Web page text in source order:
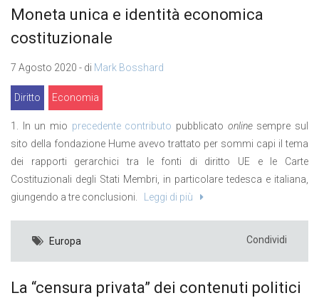
Moneta unica e identità economica
costituzionale
7 Agosto 2020 - di Mark Bosshard
Diritto Economia
1. In un mio precedente contributo pubblicato online sempre sul
sito della fondazione Hume avevo trattato per sommi capi il tema
dei rapporti gerarchici tra le fonti di diritto UE e le Carte
Costituzionali degli Stati Membri, in particolare tedesca e italiana,
giungendo a tre conclusioni.
Leggi di più
Europa Condividi
La “censura privata” dei contenuti politici